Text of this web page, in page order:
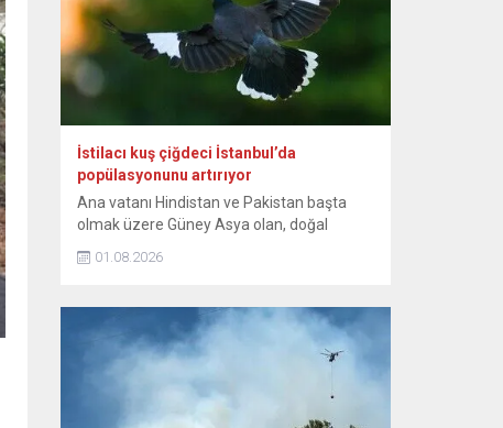
kuvvetlendiren eşsiz bir mucizedir. Her
damlasında şifa, güven ve sevgi vardır.
Diliyorum ki her...
İstilacı kuş çiğdeci İstanbul’da
popülasyonunu artırıyor
Ana vatanı Hindistan ve Pakistan başta
olmak üzere Güney Asya olan, doğal
bölgelerine de uzanan istilacı kuş türü
İstanbul’da yaşam alanını genişletiyor.
Sığırcıkgiller familyasından, kahverengi
tüylü, sarı bacaklı olan ve göz çevresinde
01.08.2026